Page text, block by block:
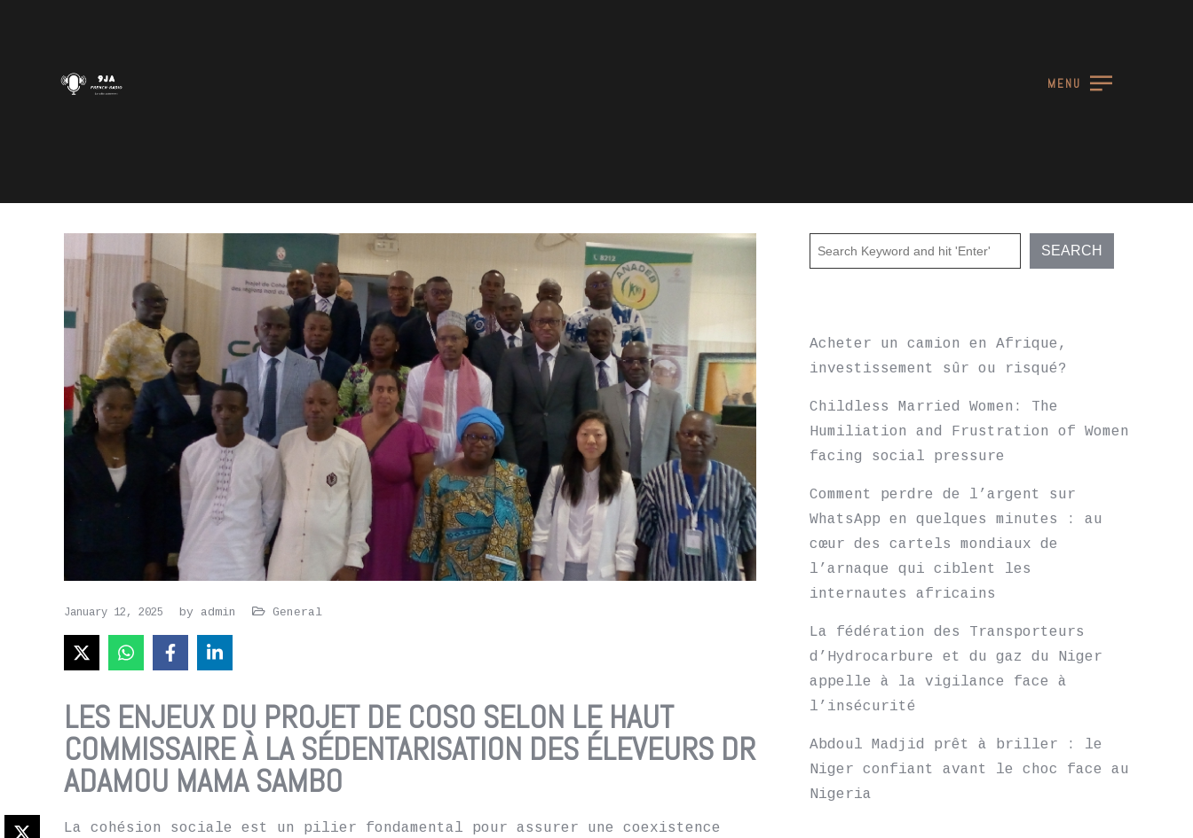
MENU
January 12, 2025 by admin General
LES ENJEUX DU PROJET DE COSO SELON LE HAUT
COMMISSAIRE À LA SÉDENTARISATION DES ÉLEVEURS DR
ADAMOU MAMA SAMBO
La cohésion sociale est un pilier fondamental pour assurer une coexistence
Acheter un camion en Afrique,
investissement sûr ou risqué?
Childless Married Women: The
Humiliation and Frustration of Women
facing social pressure
Comment perdre de l’argent sur
WhatsApp en quelques minutes : au
cœur des cartels mondiaux de
l’arnaque qui ciblent les
internautes africains
La fédération des Transporteurs
d’Hydrocarbure et du gaz du Niger
appelle à la vigilance face à
l’insécurité
Abdoul Madjid prêt à briller : le
Niger confiant avant le choc face au
Nigeria